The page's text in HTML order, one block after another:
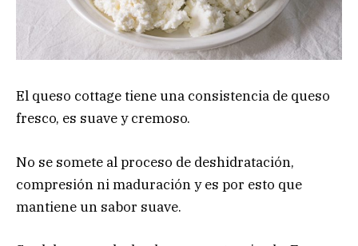
El queso cottage tiene una consistencia de queso
fresco, es suave y cremoso.
No se somete al proceso de deshidratación,
compresión ni maduración y es por esto que
mantiene un sabor suave.